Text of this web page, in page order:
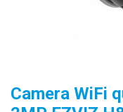
Camera WiFi